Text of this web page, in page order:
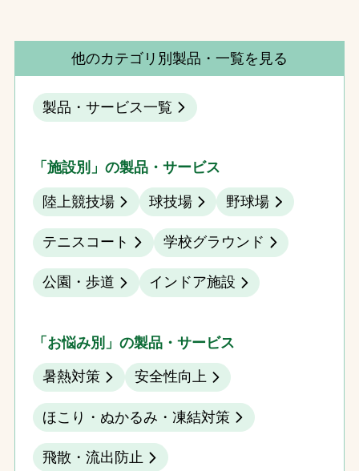
他のカテゴリ別製品・一覧を見る
製品・サービス一覧
「施設別」の製品・サービス
陸上競技場 球技場 野球場
テニスコート 学校グラウンド
公園・歩道 インドア施設
「お悩み別」の製品・サービス
暑熱対策 安全性向上
ほこり・ぬかるみ・凍結対策
飛散・流出防止